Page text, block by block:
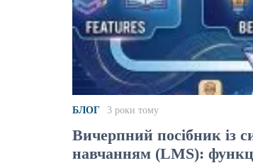
БЛОГ 3 роки тому
Вичерпний посібник із
навчанням (LMS):